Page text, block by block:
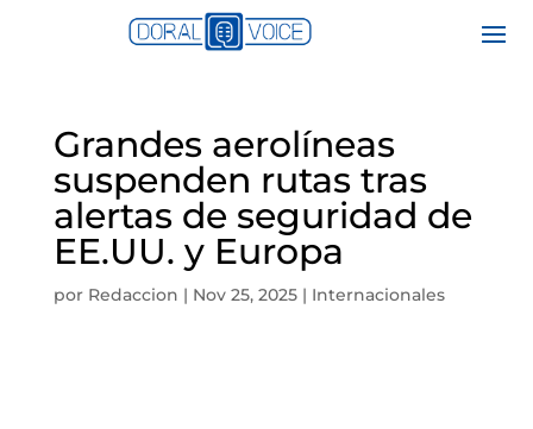
Grandes aerolíneas
suspenden rutas tras
alertas de seguridad de
EE.UU. y Europa
por Redaccion | Nov 25, 2025| Internacionales